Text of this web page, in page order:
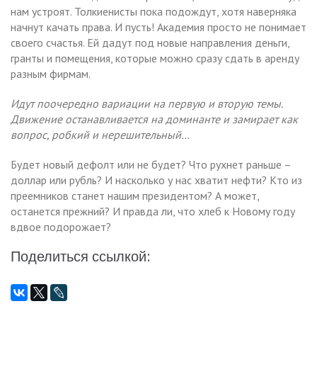
нам устроят. Толкиенисты пока подождут, хотя наверняка
начнут качать права. И пусть! Академия просто не понимает
своего счастья. Ей дадут под новые направления деньги,
гранты и помещения, которые можно сразу сдать в аренду
разным фирмам.
Идут поочередно вариации на первую и вторую темы.
Движение останавливается на доминанте и замирает как
вопрос, робкий и нерешительный…
Будет новый дефолт или не будет? Что рухнет раньше –
доллар или рубль? И насколько у нас хватит нефти? Кто из
преемников станет нашим президентом? А может,
останется прежний? И правда ли, что хлеб к Новому году
вдвое подорожает?
Поделиться ссылкой: